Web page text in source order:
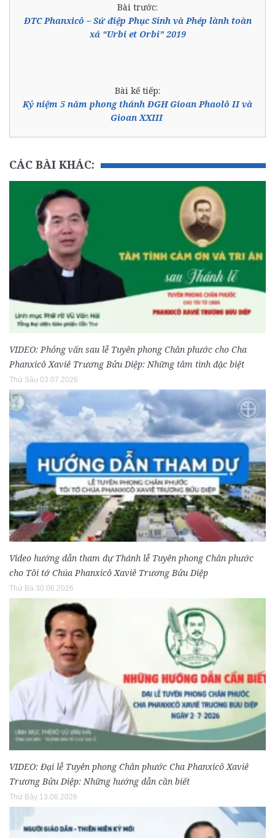
Bài trước:
ĐTC Phanxicô – Sứ điệp Phục Sinh và Phép lành toàn
xá “Urbi et Orbi” 2019
Bài kế tiếp:
Kỷ niệm 5 năm phong thánh ĐGH Gioan Phaolô II và
Gioan XXIII
CÁC BÀI KHÁC:
VIDEO: Phỏng vấn sau lễ Tuyên phong Chân phước cho Cha
Phanxicô Xaviê Trương Bửu Diệp: Những tâm tình đặc biệt
Thứ Sáu 03.07.2026
Video hướng dẫn tham dự Thánh lễ Tuyên phong Chân phước
cho Tôi tớ Chúa Phanxicô Xaviê Trương Bửu Diệp
Thứ Ba 30.06.2026
VIDEO: Đại lễ Tuyên phong Chân phước Cha Phanxicô Xaviê
Trương Bửu Diệp: Những hướng dẫn cần biết
Thứ Bảy 13.06.2026